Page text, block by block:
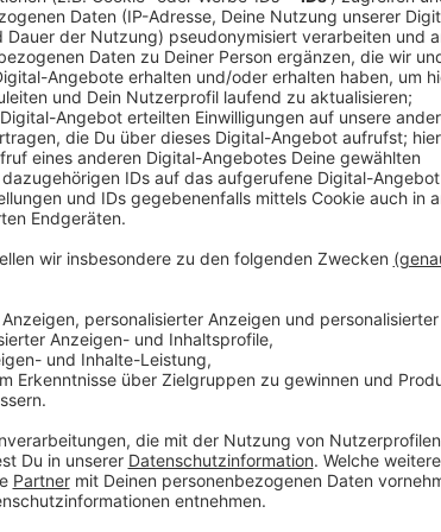
Comedy
Elvis Eifel - Der Podcast:
Anzeige
Vorstellen brauchen wir ihn euch nicht. Seit 2003
seine Späße am Telefon mit seinen Hörerinnen und
müssen am Ende mit lachen - wenn auch nicht
weitermachen möchte, benötigt er eure
dem mal ein Streich gespielt werden sollte? Dann